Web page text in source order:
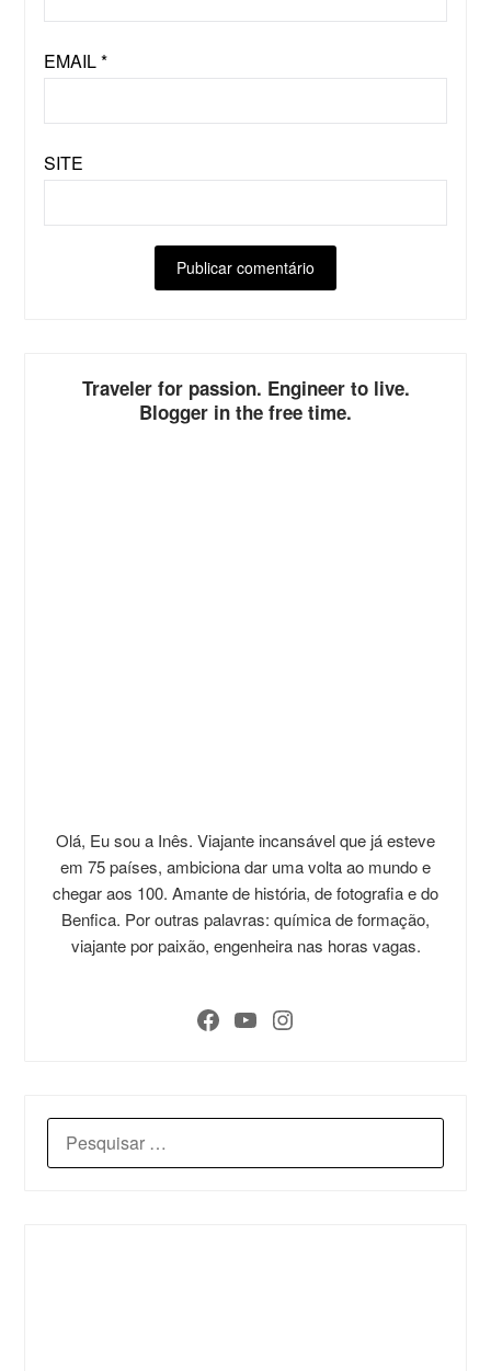
EMAIL*
SITE
Traveler for passion. Engineer to live.
Blogger in the free time.
Olá, Eu sou a Inês. Viajante incansável que já esteve
em 75 países, ambiciona dar uma volta ao mundo e
chegar aos 100. Amante de história, de fotografia e do
Benfica. Por outras palavras: química de formação,
viajante por paixão, engenheira nas horas vagas.